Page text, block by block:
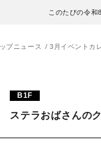
このたびの令和
プニュース 3月イベントカ
B1F
ステラおばさんの